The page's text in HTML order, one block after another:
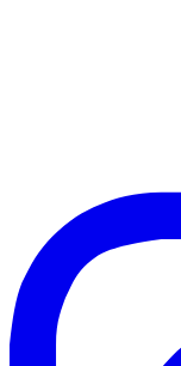
Продажа